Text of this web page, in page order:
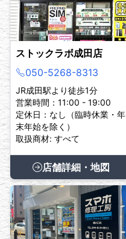
ストックラボ成田店
050-5268-8313
JR成田駅より徒歩1分
営業時間：11:00 - 19:00
定休日：なし（臨時休業・年
末年始を除く）
取扱商材: すべて
店舗詳細・地図